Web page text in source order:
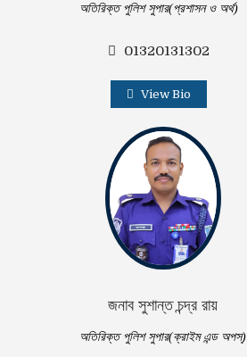
অতিরিক্ত পুলিশ সুপার(প্রশাসন ও অর্থ)
01320131302
View Bio
জনাব সুশান্ত চন্দ্র রায়
অতিরিক্ত পুলিশ সুপার(ক্রাইম এন্ড অপস্)